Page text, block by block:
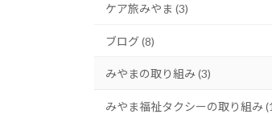
ケア旅みやま (3)
ブログ (8)
みやまの取り組み (3)
みやま福祉タクシーの取り組み